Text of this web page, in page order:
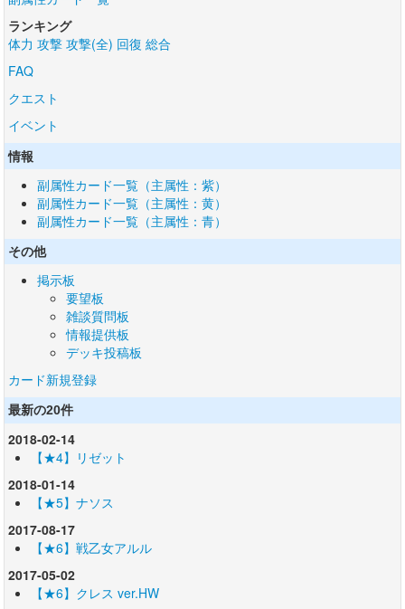
ランキング
体力 攻撃 攻撃(全) 回復 総合
FAQ
クエスト
イベント
情報
副属性カード一覧（主属性：紫）
副属性カード一覧（主属性：黄）
副属性カード一覧（主属性：青）
その他
掲示板
要望板
雑談質問板
情報提供板
デッキ投稿板
カード新規登録
最新の20件
2018-02-14
【★4】リゼット
2018-01-14
【★5】ナソス
2017-08-17
【★6】戦乙女アルル
2017-05-02
【★6】クレス ver.HW